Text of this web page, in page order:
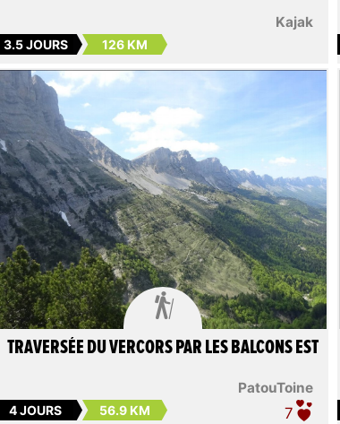
Kajak
3.5 JOURS 126 KM

PatouToine
TRAVERSÉE DU VERCORS PAR LES BALCONS EST
4 JOURS 56.9 KM 7